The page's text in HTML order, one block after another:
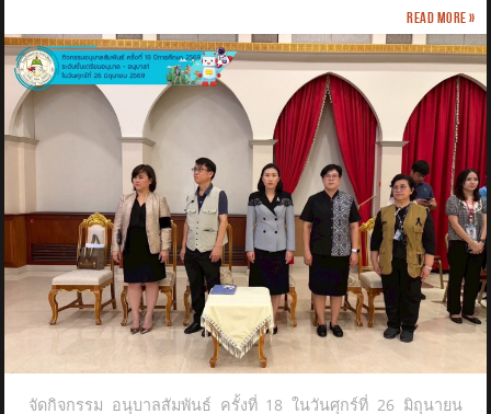
Read more »
จัดกิจกรรม อนุบาลสัมพันธ์ ครั้งที่ 18 ในวันศุกร์ที่ 26 มิถุนายน